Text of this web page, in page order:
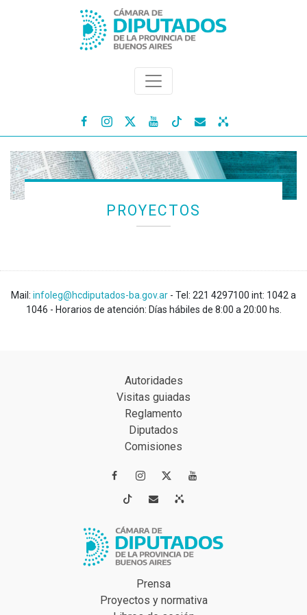
   
PROYECTOS
Mail: infoleg@hcdiputados-ba.gov.ar - Tel: 221 4297100 int: 1042 a
1046 - Horarios de atención: Días hábiles de 8:00 a 20:00 hs.
Autoridades
Visitas guiadas
Reglamento
Diputados
Comisiones
 
 
Prensa
Proyectos y normativa